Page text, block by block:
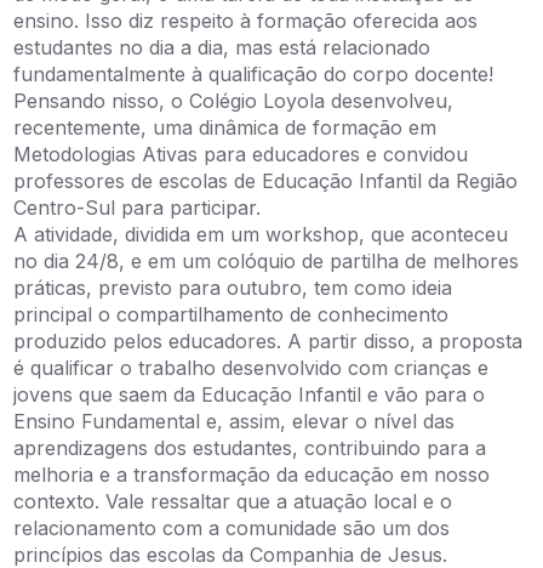
ensino. Isso diz respeito à formação oferecida aos
estudantes no dia a dia, mas está relacionado
fundamentalmente à qualificação do corpo docente!
Pensando nisso, o Colégio Loyola desenvolveu,
recentemente, uma dinâmica de formação em
Metodologias Ativas para educadores e convidou
professores de escolas de Educação Infantil da Região
Centro-Sul para participar.
A atividade, dividida em um workshop, que aconteceu
no dia 24/8, e em um colóquio de partilha de melhores
práticas, previsto para outubro, tem como ideia
principal o compartilhamento de conhecimento
produzido pelos educadores. A partir disso, a proposta
é qualificar o trabalho desenvolvido com crianças e
jovens que saem da Educação Infantil e vão para o
Ensino Fundamental e, assim, elevar o nível das
aprendizagens dos estudantes, contribuindo para a
melhoria e a transformação da educação em nosso
contexto. Vale ressaltar que a atuação local e o
relacionamento com a comunidade são um dos
princípios das escolas da Companhia de Jesus.